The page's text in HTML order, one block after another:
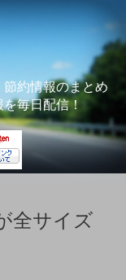
約情報のまとめ
毎日配信！
全サイズ